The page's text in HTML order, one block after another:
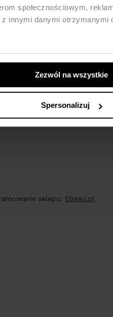
społecznościowym,
z innymi danymi
Zezwól na wszystkie
Spersonalizuj
sklepu: Ebexo.pl